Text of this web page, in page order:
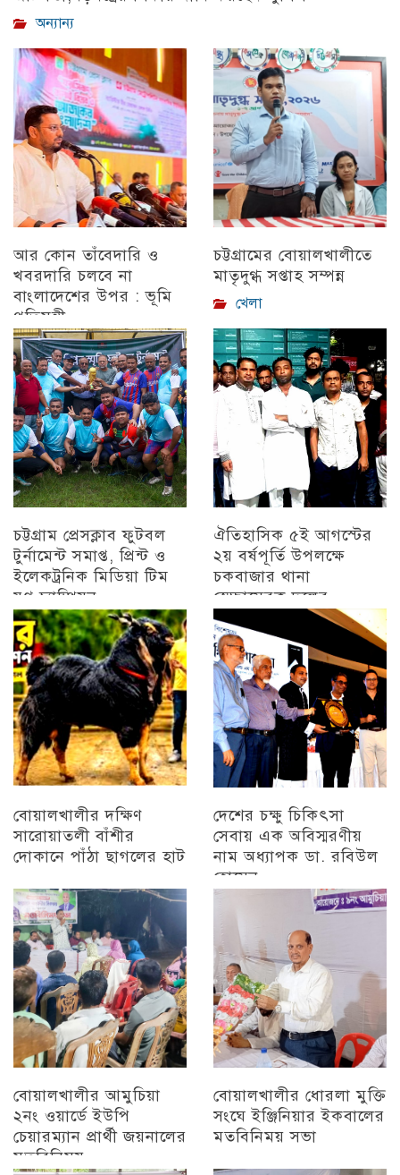
অন্যান্য
আর কোন তাঁবেদারি ও
খবরদারি চলবে না
বাংলাদেশের উপর : ভূমি
প্রতিমন্ত্রী
চট্টগ্রাম
চট্টগ্রামের বোয়ালখালীতে
মাতৃদুগ্ধ সপ্তাহ সম্পন্ন
খেলা
চট্টগ্রাম প্রেসক্লাব ফুটবল
টুর্নামেন্ট সমাপ্ত, প্রিন্ট ও
ইলেকট্রনিক মিডিয়া টিম
যুগ্ন চ্যাম্পিয়ন
চট্টগ্রাম
ঐতিহাসিক ৫ই আগস্টের
২য় বর্ষপূর্তি উপলক্ষে
চকবাজার থানা
স্বেচ্ছাসেবক দলের
প্রামাণ্যচিত্র প্রদর্শন ও
বিজয় মিছিল
চট্টগ্রাম
বোয়ালখালীর দক্ষিণ
সারোয়াতলী বাঁশীর
দোকানে পাঁঠা ছাগলের হাট
চট্টগ্রাম
দেশের চক্ষু চিকিৎসা
সেবায় এক অবিস্মরণীয়
নাম অধ্যাপক ডা. রবিউল
হোসেন
বোয়ালখালীর আমুচিয়া
২নং ওয়ার্ডে ইউপি
চেয়ারম্যান প্রার্থী জয়নালের
মতবিনিময়
বোয়ালখালীর ধোরলা মুক্তি
সংঘে ইঞ্জিনিয়ার ইকবালের
মতবিনিময় সভা
চট্টগ্রাম